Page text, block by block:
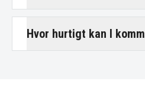
Hvor hurtigt kan I